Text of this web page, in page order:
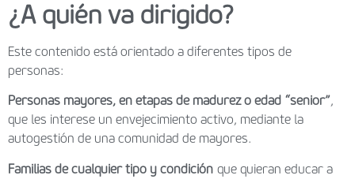
¿A quién va dirigido?
Este contenido está orientado a diferentes tipos de
personas:
Personas mayores, en etapas de madurez o edad “senior”,
que les interese un envejecimiento activo, mediante la
autogestión de una comunidad de mayores.
Familias de cualquier tipo y condición que quieran educar a